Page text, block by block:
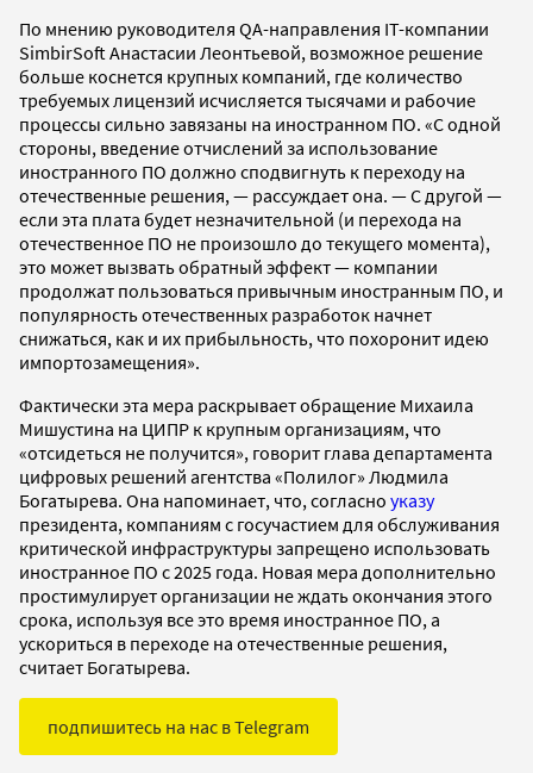
По мнению руководителя QA-направления IT-компании
SimbirSoft Анастасии Леонтьевой, возможное решение
больше коснется крупных компаний, где количество
требуемых лицензий исчисляется тысячами и рабочие
процессы сильно завязаны на иностранном ПО. «С одной
стороны, введение отчислений за использование
иностранного ПО должно сподвигнуть к переходу на
отечественные решения, — рассуждает она. — С другой —
если эта плата будет незначительной (и перехода на
отечественное ПО не произошло до текущего момента),
это может вызвать обратный эффект — компании
продолжат пользоваться привычным иностранным ПО, и
популярность отечественных разработок начнет
снижаться, как и их прибыльность, что похоронит идею
импортозамещения».
Фактически эта мера раскрывает обращение Михаила
Мишустина на ЦИПР к крупным организациям, что
«отсидеться не получится», говорит глава департамента
цифровых решений агентства «Полилог» Людмила
Богатырева. Она напоминает, что, согласно указу
президента, компаниям с госучастием для обслуживания
критической инфраструктуры запрещено использовать
иностранное ПО с 2025 года. Новая мера дополнительно
простимулирует организации не ждать окончания этого
срока, используя все это время иностранное ПО, а
ускориться в переходе на отечественные решения,
считает Богатырева.
подпишитесь на нас в Telegram